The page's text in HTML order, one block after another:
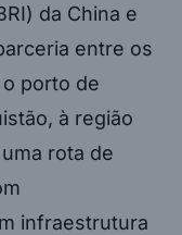
da China e
entre os
o porto de
à região
rota de
infraestrutura